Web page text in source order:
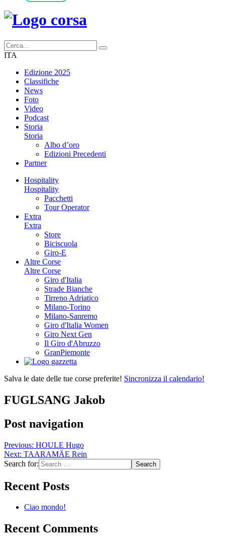
ITA
Edizione 2025
Classifiche
News
Foto
Video
Podcast
Storia
Storia
Albo d’oro
Edizioni Precedenti
Partner
Hospitality
Hospitality
Pacchetti
Tour Operator
Extra
Extra
Store
Biciscuola
Giro-E
Altre Corse
Altre Corse
Giro d'Italia
Strade Bianche
Tirreno Adriatico
Milano-Torino
Milano-Sanremo
Giro d'Italia Women
Giro Next Gen
Il Giro d'Abruzzo
GranPiemonte
Salva le date delle tue corse preferite! Sincronizza il calendario!
FUGLSANG Jakob
Post navigation
Previous: HOULE Hugo
Next: TAARAMÄE Rein
Search for:
Recent Posts
Ciao mondo!
Recent Comments